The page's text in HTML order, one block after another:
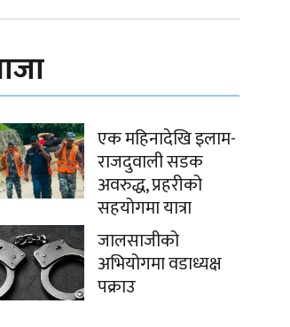
एक महिनादेखि इलाम-
राजदुवाली सडक
अवरुद्ध, प्रहरीको
सहयोगमा यात्रा
जालसाजीको
अभियोगमा वडाध्यक्ष
पक्राउ